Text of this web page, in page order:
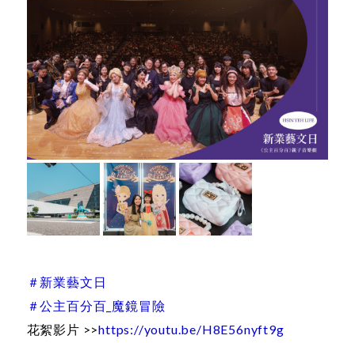
＃新業藝文日
＃公主百分百_魔鏡冒險
花絮影片 >>https://youtu.be/H8E56nyft9g